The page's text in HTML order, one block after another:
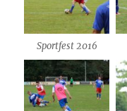
Sportfest 2016